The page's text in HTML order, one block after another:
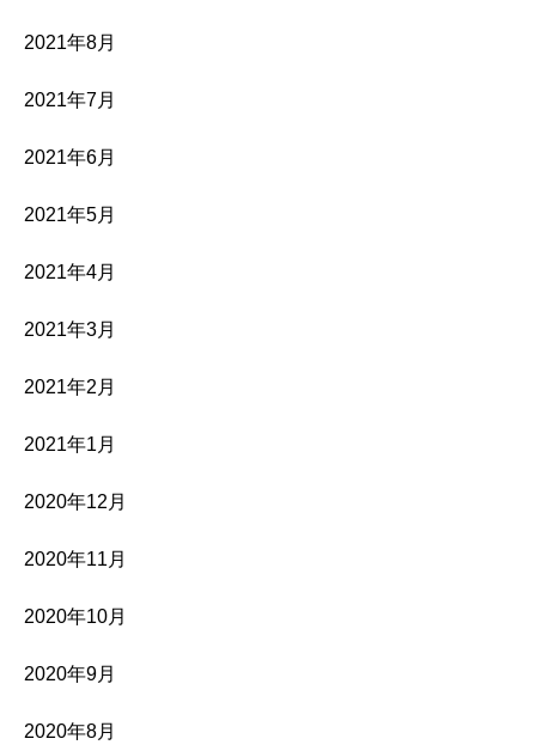
2021年8月
2021年7月
2021年6月
2021年5月
2021年4月
2021年3月
2021年2月
2021年1月
2020年12月
2020年11月
2020年10月
2020年9月
2020年8月